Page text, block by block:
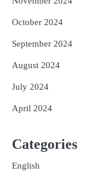
October 2024
September 2024
August 2024
July 2024
April 2024
Categories
English